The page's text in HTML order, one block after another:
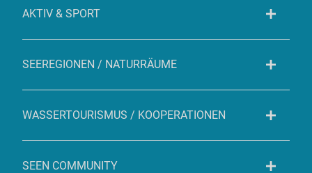
AKTIV & SPORT
SEEREGIONEN / NATURRÄUME
WASSERTOURISMUS / KOOPERATIONEN
SEEN COMMUNITY